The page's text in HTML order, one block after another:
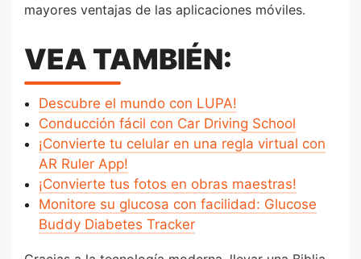
mayores ventajas de las aplicaciones móviles.
VEA TAMBIÉN:
Descubre el mundo con LUPA!
Conducción fácil con Car Driving School
¡Convierte tu celular en una regla virtual con
AR Ruler App!
¡Convierte tus fotos en obras maestras!
Monitore su glucosa con facilidad: Glucose
Buddy Diabetes Tracker